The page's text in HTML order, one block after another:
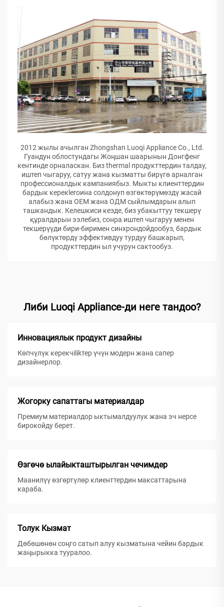
2012 жылы ачылган Zhongshan Luoqi Appliance Co., Ltd.
Гуандун облостундагы Жоңшан шаарынын Донгфенг
кентинде орналаскан. Биз thermal продукттердин талдау,
иштеп чыгаруу, сатуу жана кызматты бирүгө арналган
профессионалдык кампаниябыз. Мыкты клиенттердин
бардык керекleroина солдонуп өзгөктөрүмөздү жасай
алабыз жана ОЕМ жана ОДМ сыйлымдарын алып
ташкандык. Келешкиси кезде, биз убакыттуу текшерү
құралдарын ээлебиз, сонра иштеп чыгаруу менен
текшерүүди бири-биримен синхрондойдообуз, бардык
бөлүктөрдү эффективдуу турдуу башкарып,
продукттердин ыл учурун сактообуз.
Либи Luoqi Appliance-ди неге тандоо?
Инновациялык продукт дизайны
Көпчүлүк керекчilikтер үчүн модерн жана сапер
дизайнерлор.
Жогорку сапаттагы материалдар
Премиум материалдор ыктымалдуулук жана эч нерсе
бирокойду берет.
Өзгөчө ылайыкташтырылган чечимдер
Маанилүү өзгөртүлөр клиенттердин максаттарына
караба.
Толук Кызмат
Дөбөшөнөн соңго сатып алуу кызматына чейин бардык
жаңырыкка тууралoo.